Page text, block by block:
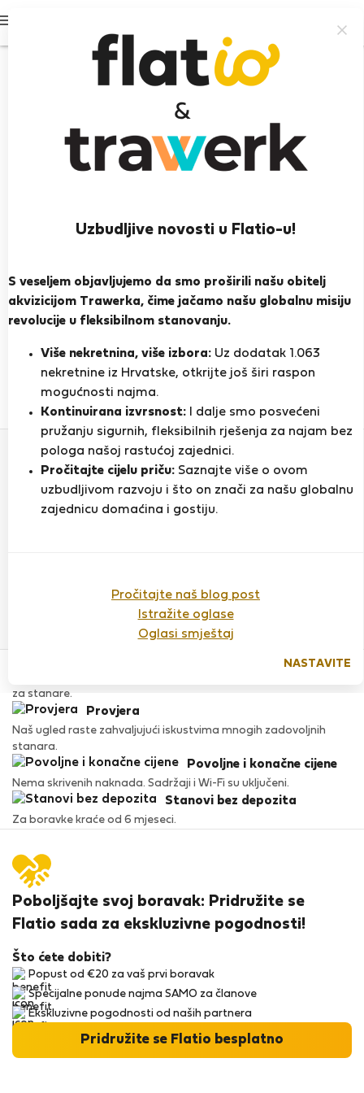
Uzbudljive novosti u Flatio-u!
S veseljem objavljujemo da smo proširili našu obitelj
akvizicijom Trawerka, čime jačamo našu globalnu misiju
revolucije u fleksibilnom stanovanju.
Više nekretnina, više izbora: Uz dodatak 1.063
nekretnine iz Hrvatske, otkrijte još širi raspon
mogućnosti najma.
Kontinuirana izvrsnost: I dalje smo posvećeni
pružanju sigurnih, fleksibilnih rješenja za najam bez
pologa našoj rastućoj zajednici.
Pročitajte cijelu priču: Saznajte više o ovom
uzbudljivom razvoju i što on znači za našu globalnu
zajednicu domaćina i gostiju.
Pročitajte naš blog post
Istražite oglase
Oglasi smještaj
NASTAVITE
Tímea T.
Heroj susjedstva
Budimpešta
PRIKAŽI ŽIVOTOPIS
Ocjena i reference
0
Ponude
Ocjena
Povjerenje & Sigurnost
za stanare.
Provjera
Naš ugled raste zahvaljujući iskustvima mnogih zadovoljnih
stanara.
Povoljne i konačne cijene
Nema skrivenih naknada. Sadržaji i Wi-Fi su uključeni.
Stanovi bez depozita
Za boravke kraće od 6 mjeseci.
Poboljšajte svoj boravak: Pridružite se
Flatio sada za ekskluzivne pogodnosti!
Što ćete dobiti?
Popust od €20 za vaš prvi boravak
Specijalne ponude najma SAMO za članove
Ekskluzivne pogodnosti od naših partnera
Pridružite se Flatio besplatno